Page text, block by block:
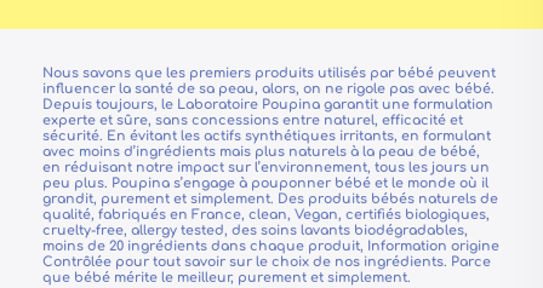
Nous savons que les premiers produits utilisés par bébé peuvent
influencer la santé de sa peau, alors, on ne rigole pas avec bébé.
Depuis toujours, le Laboratoire Poupina garantit une formulation
experte et sûre, sans concessions entre naturel, efficacité et
sécurité. En évitant les actifs synthétiques irritants, en formulant
avec moins d’ingrédients mais plus naturels à la peau de bébé,
en réduisant notre impact sur l’environnement, tous les jours un
peu plus. Poupina s’engage à pouponner bébé et le monde où il
grandit, purement et simplement. Des produits bébés naturels de
qualité, fabriqués en France, clean, Vegan, certifiés biologiques,
cruelty-free, allergy tested, des soins lavants biodégradables,
moins de 20 ingrédients dans chaque produit, Information origine
Contrôlée pour tout savoir sur le choix de nos ingrédients. Parce
que bébé mérite le meilleur, purement et simplement.